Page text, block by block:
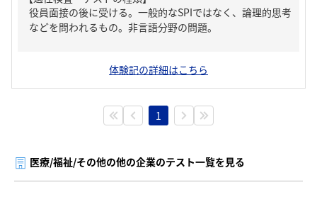
役員面接の後に受ける。一般的なSPIではなく、論理的思考
などを問われるもの。非言語分野の問題。
体験記の詳細はこちら
1
医療/福祉/その他の他の企業のテスト一覧を見る